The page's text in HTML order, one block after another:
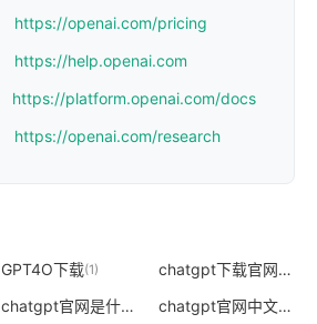
https://openai.com/pricing
https://help.openai.com
https://platform.openai.com/docs
https://openai.com/research
GPT4O下载(1) chatgpt下载官网
(0)
chatgpt官网是什么版本的 (0)
chatgpt官网中文版电脑版